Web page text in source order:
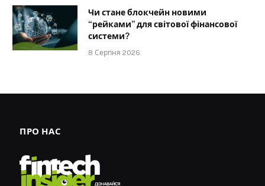
Чи стане блокчейн новими
“рейками” для світової фінансової
системи?
8 Серпня 2026
ПРО НАС